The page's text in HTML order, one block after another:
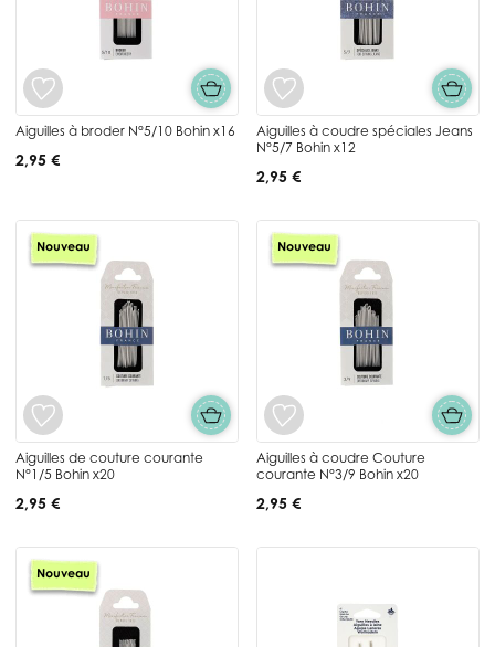
Aiguilles à broder N°5/10 Bohin x16
2,95 €
Aiguilles à coudre spéciales Jeans
N°5/7 Bohin x12
2,95 €
Nouveau
Aiguilles de couture courante
N°1/5 Bohin x20
2,95 €
Nouveau
Aiguilles à coudre Couture
courante N°3/9 Bohin x20
2,95 €
Nouveau